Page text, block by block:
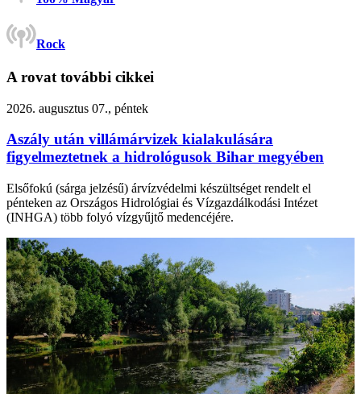
Rock
A rovat további cikkei
2026. augusztus 07., péntek
Aszály után villámárvizek kialakulására
figyelmeztetnek a hidrológusok Bihar megyében
Elsőfokú (sárga jelzésű) árvízvédelmi készültséget rendelt el
pénteken az Országos Hidrológiai és Vízgazdálkodási Intézet
(INHGA) több folyó vízgyűjtő medencéjére.